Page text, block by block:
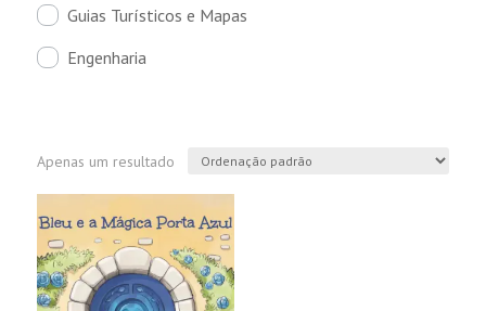
Guias Turísticos e Mapas
Engenharia
Apenas um resultado